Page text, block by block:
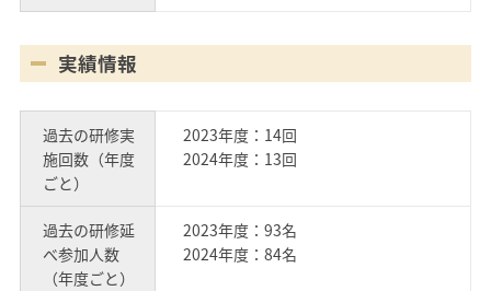
実績情報
過去の研修実
施回数（年度
ごと）
2023年度：14回
2024年度：13回
過去の研修延
べ参加人数
（年度ごと）
2023年度：93名
2024年度：84名